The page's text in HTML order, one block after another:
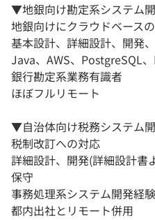
▼地銀向け勘定系システム
地銀向けにクラウドベース
基本設計、詳細設計、開発
Java、AWS、PostgreSQL
銀行勘定系業務有識者
ほぼフルリモート
▼自治体向け税務システム
税制改訂への対応
詳細設計、開発(詳細設計書
保守
事務処理系システム開発経
都内出社とリモート併用